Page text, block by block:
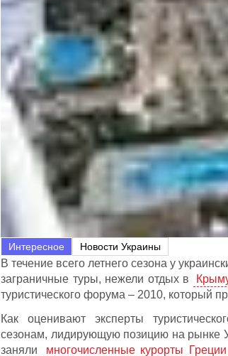
Интересное Новости Украины
В течение всего летнего сезона у
заграничные туры, нежели отдых в
туристического форума – 2010, который
Как оценивают эксперты
сезонам, лидирующую позицию на рынке
заняли
многочисленные курорты Греции